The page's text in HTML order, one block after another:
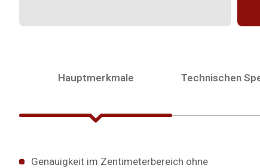
Hauptmerkmale Technischen
Genauigkeit im Zentimeterbereich ohne